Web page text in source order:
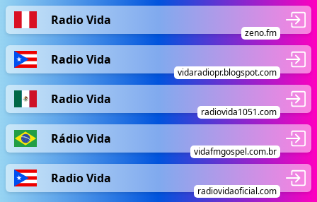
Radio Vida
zeno.fm
Radio Vida
vidaradiopr.blogspot.com
Radio Vida
radiovida1051.com
Rádio Vida
vidafmgospel.com.br
Radio Vida
radiovidaoficial.com